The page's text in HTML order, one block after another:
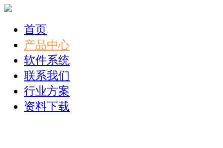
首页
产品中心
软件系统
联系我们
行业方案
资料下载